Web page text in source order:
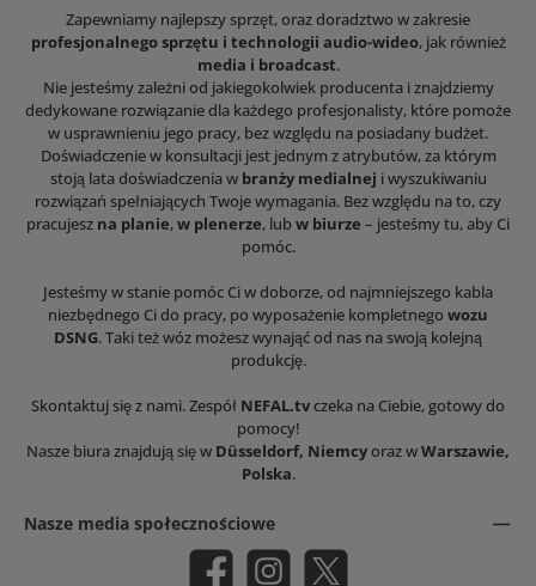
Zapewniamy najlepszy sprzęt, oraz doradztwo w zakresie
profesjonalnego sprzętu i technologii audio-wideo, jak również
media i broadcast.
Nie jesteśmy zależni od jakiegokolwiek producenta i znajdziemy
dedykowane rozwiązanie dla każdego profesjonalisty, które pomoże
w usprawnieniu jego pracy, bez względu na posiadany budżet.
Doświadczenie w konsultacji jest jednym z atrybutów, za którym
stoją lata doświadczenia w branży medialnej i wyszukiwaniu
rozwiązań spełniających Twoje wymagania. Bez względu na to, czy
pracujesz na planie,w plenerze, lubw biurze – jesteśmy tu, aby Ci
pomóc.
Jesteśmy w stanie pomóc Ci w doborze, od najmniejszego kabla
niezbędnego Ci do pracy, po wyposażenie kompletnego wozu
DSNG. Taki też wóz możesz wynająć od nas na swoją kolejną
produkcję.
Skontaktuj się z nami. Zespół NEFAL.tvczeka na Ciebie, gotowy do
pomocy!
Nasze biura znajdują się w Düsseldorf, Niemcyoraz wWarszawie,
Polska.
Nasze media społecznościowe
Facebook InstagramX / Twitter